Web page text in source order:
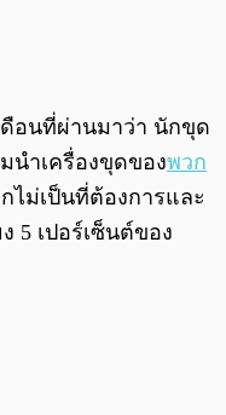
ดือนที่ผ่านมาว่า นักขุด
นำเครื่องขุดของพวก
ไม่เป็นที่ต้องการและ
5 เปอร์เซ็นต์ของ